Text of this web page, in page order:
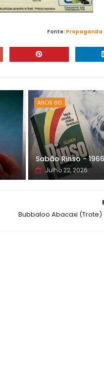
Fonte: Propaganda
ANOS 60
Sabão Rinso - 1966
Julho 22, 2026
Bubbaloo Abacaxi (Trote)